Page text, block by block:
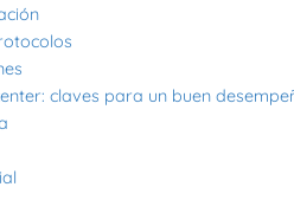
claves para un buen